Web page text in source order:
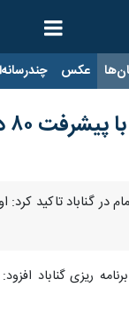
عکس
اولویت است
فرمانداری گناباد با اشاره
ریزی گناباد